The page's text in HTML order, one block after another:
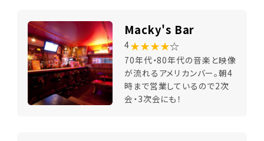
Macky's Bar
4★★★★☆
70年代・80年代の音楽と映像
が流れるアメリカンバー。朝4
時まで営業しているので2次
会・3次会にも！